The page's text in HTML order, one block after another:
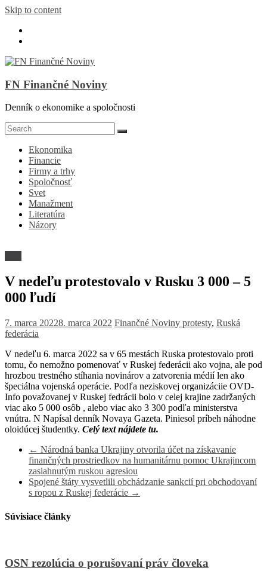
Skip to content
FN Finančné Noviny
Denník o ekonomike a spoločnosti
Ekonomika
Financie
Firmy a trhy
Spoločnosť
Svet
Manažment
Literatúra
Názory
V nedeľu protestovalo v Rusku 3 000 – 5
000 ľudí
7. marca 20228. marca 2022 Finančné Noviny protesty, Ruská
federácia
V nedeľu 6. marca 2022 sa v 65 mestách Ruska protestovalo proti
tomu, čo nemožno pomenovať v Ruskej federácii ako vojna, ale pod
hrozbou trestného stíhania novinárov a zatvorenia médií len ako
špeciálna vojenská operácie. Podľa neziskovej organizáciie OVD-
Info považovanej v Ruskej fedrácii bolo v celej krajine zadržaných
viac ako 5 000 osôb , alebo viac ako 3 300 podľa ministerstva
vnútra. N Napísal denník Novaya Gazeta. Piniesol príbeh náhodne
oloidúcej študentky. Celý text nájdete tu.
← Národná banka Ukrajiny otvorila účet na získavanie
finančných prostriedkov na humanitárnu pomoc Ukrajincom
zasiahnutým ruskou agresiou
Spojené štáty vysvetlili obchádzanie sankcií pri obchodovaní
s ropou z Ruskej federácie →
Súvisiace články
OSN rezolúcia o porušovaní práv človeka